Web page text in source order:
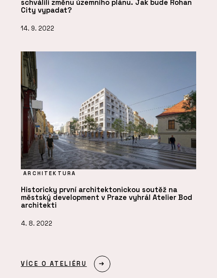
schválili změnu územního plánu. Jak bude Rohan
City vypadat?
14. 9. 2022
ARCHITEKTURA
Historicky první architektonickou soutěž na
městský development v Praze vyhrál Atelier Bod
architekti
4. 8. 2022
VÍCE O ATELIÉRU